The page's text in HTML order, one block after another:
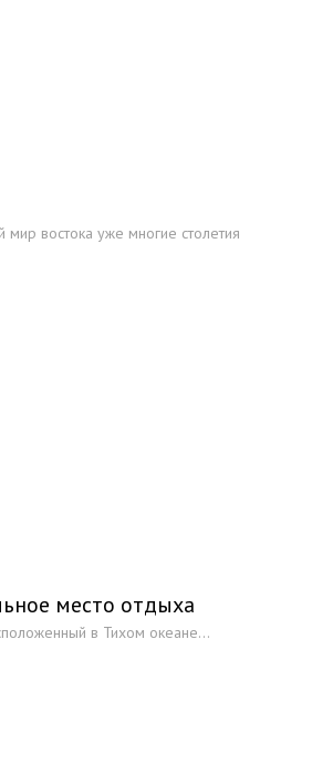
востока уже многие столетия
место отдыха
в Тихом океане...